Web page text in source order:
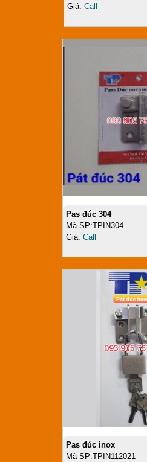
Giá:Call
Pas đúc 304
Mã SP:TPIN304
Giá: Call
Pas đúc inox
Mã SP:TPIN112021